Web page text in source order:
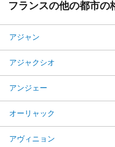
フランスの他の都市の
アジャン
アジャクシオ
アンジェー
オーリャック
アヴィニョン